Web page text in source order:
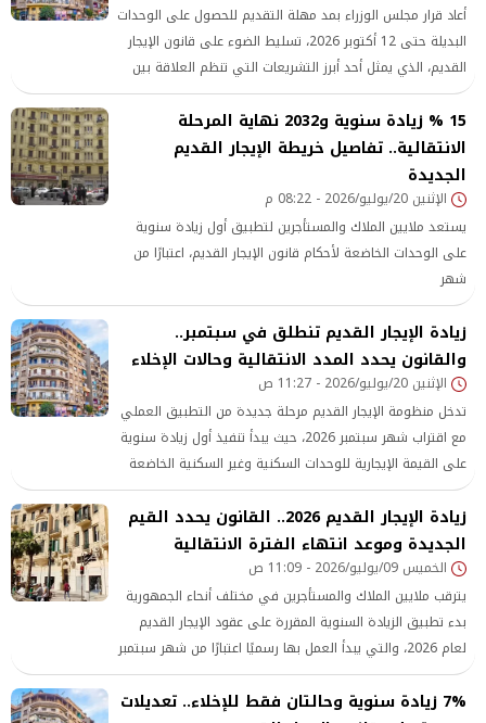
أعاد قرار مجلس الوزراء بمد مهلة التقديم للحصول على الوحدات
البديلة حتى 12 أكتوبر 2026، تسليط الضوء على قانون الإيجار
القديم، الذي يمثل أحد أبرز التشريعات التي تنظم العلاقة بين
المالك والمستأجر خلال المرحلة المقبلة.
15 % زيادة سنوية و2032 نهاية المرحلة
الانتقالية.. تفاصيل خريطة الإيجار القديم
الجديدة
الإثنين 20/يوليو/2026 - 08:22 م
يستعد ملايين الملاك والمستأجرين لتطبيق أول زيادة سنوية
على الوحدات الخاضعة لأحكام قانون الإيجار القديم، اعتبارًا من
شهر
زيادة الإيجار القديم تنطلق في سبتمبر..
والقانون يحدد المدد الانتقالية وحالات الإخلاء
الإثنين 20/يوليو/2026 - 11:27 ص
تدخل منظومة الإيجار القديم مرحلة جديدة من التطبيق العملي
مع اقتراب شهر سبتمبر 2026، حيث يبدأ تنفيذ أول زيادة سنوية
على القيمة الإيجارية للوحدات السكنية وغير السكنية الخاضعة
للقانون الجديد
زيادة الإيجار القديم 2026.. القانون يحدد القيم
الجديدة وموعد انتهاء الفترة الانتقالية
الخميس 09/يوليو/2026 - 11:09 ص
يترقب ملايين الملاك والمستأجرين في مختلف أنحاء الجمهورية
بدء تطبيق الزيادة السنوية المقررة على عقود الإيجار القديم
لعام 2026، والتي يبدأ العمل بها رسميًا اعتبارًا من شهر سبتمبر
المقبل، تنفيذًا لأحكام القانون رقم 164 لسنة 2025 بشأن
7% زيادة سنوية وحالتان فقط للإخلاء.. تعديلات